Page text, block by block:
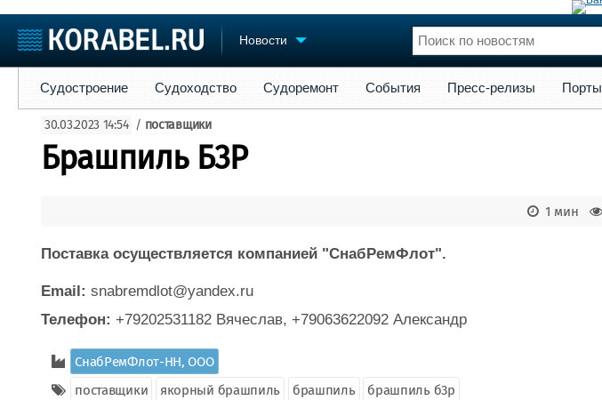
Новости
Судостроение
Пульс
Новости
Компании
Журнал
Реклама
Торговая площадка
Доска объявлений
Продажа флота
Конференции
Флот
Судостроение Судоходство Судоремонт События Пресс-релизы Порты
30.03.2023 14:54 / поставщики
Брашпиль Б3Р
1 мин
Поставка осуществляется компанией "СнабРемФлот".
Email: snabremdlot@yandex.ru
Телефон: +79202531182 Вячеслав, +79063622092 Александр
СнабРемФлот-НН, ООО
поставщики
якорный брашпиль брашпиль брашпиль б3р